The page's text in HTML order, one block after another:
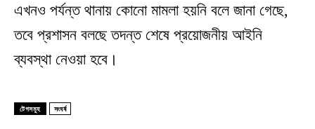
এখনও পর্যন্ত থানায় কোনো মামলা হয়নি বলে জানা গেছে,
তবে প্রশাসন বলছে তদন্ত শেষে প্রয়োজনীয় আইনি
ব্যবস্থা নেওয়া হবে।
টেগসমূহ সংঘর্ষ